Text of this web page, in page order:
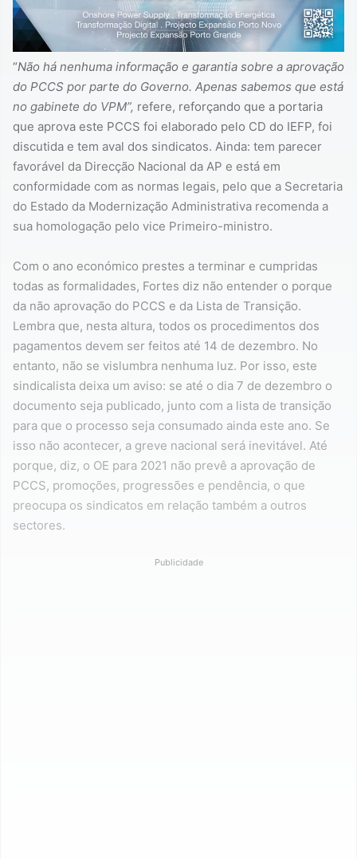
“Não há nenhuma informação e garantia sobre a aprovação
do PCCS por parte do Governo. Apenas sabemos que está
no gabinete do VPM”, refere, reforçando que a portaria
que aprova este PCCS foi elaborado pelo CD do IEFP, foi
discutida e tem aval dos sindicatos. Ainda: tem parecer
favorável da Direcção Nacional da AP e está em
conformidade com as normas legais, pelo que a Secretaria
do Estado da Modernização Administrativa recomenda a
sua homologação pelo vice Primeiro-ministro.
Com o ano económico prestes a terminar e cumpridas
todas as formalidades, Fortes diz não entender o porque
da não aprovação do PCCS e da Lista de Transição.
Lembra que, nesta altura, todos os procedimentos dos
pagamentos devem ser feitos até 14 de dezembro. No
entanto, não se vislumbra nenhuma luz. Por isso, este
sindicalista deixa um aviso: se até o dia 7 de dezembro o
documento seja publicado, junto com a lista de transição
para que o processo seja consumado ainda este ano. Se
isso não acontecer, a greve nacional será inevitável. Até
porque, diz, o OE para 2021 não prevê a aprovação de
PCCS, promoções, progressões e pendência, o que
preocupa os sindicatos em relação também a outros
sectores.
Publicidade